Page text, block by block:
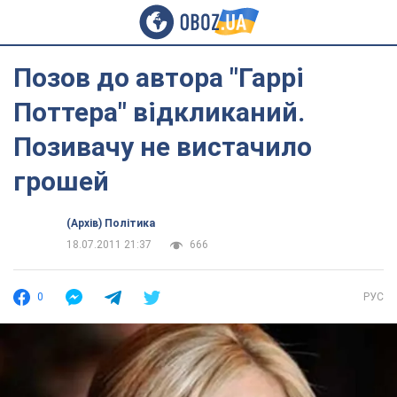
Позов до автора "Гаррі
Поттера" відкликаний.
Позивачу не вистачило
грошей
(Архів) Політика
18.07.2011 21:37
666
0 РУС